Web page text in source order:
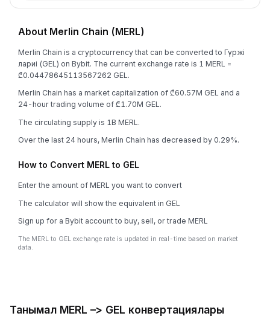
About Merlin Chain (MERL)
Merlin Chain is a cryptocurrency that can be converted to Гүржі
лариі (GEL) on Bybit. The current exchange rate is 1 MERL =
₾0.04478645113567262 GEL.
Merlin Chain has a market capitalization of ₾60.57M GEL and a
24-hour trading volume of ₾1.70M GEL.
The circulating supply is 1B MERL.
Over the last 24 hours, Merlin Chain has decreased by 0.29%.
How to Convert MERL to GEL
Enter the amount of MERL you want to convert
The calculator will show the equivalent in GEL
Sign up for a Bybit account to buy, sell, or trade MERL
The MERL to GEL exchange rate is updated in real-time based on market
data.
Танымал MERL –> GEL конвертациялары